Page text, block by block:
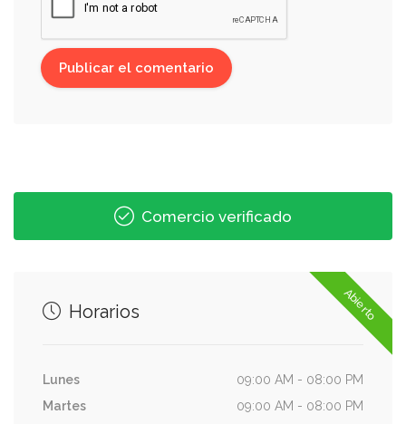
Comercio verificado
Abierto
Horarios
Lunes
09:00 AM - 08:00 PM
Martes
09:00 AM - 08:00 PM